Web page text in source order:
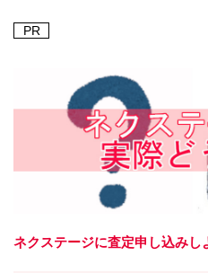
PR
ネクステージに査定申し込みし